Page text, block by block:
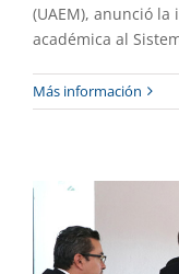
(UAEM), anunció
académica al
Más información
Presenta